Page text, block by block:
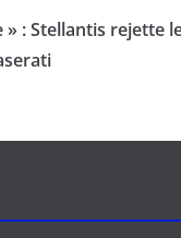
s
A
p
e y
k
» : Stellantis rejette